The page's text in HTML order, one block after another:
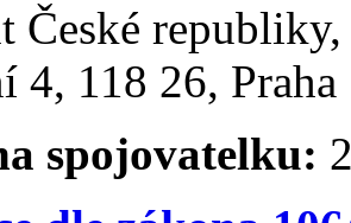
České
4, 118 26,
spojovatelku: